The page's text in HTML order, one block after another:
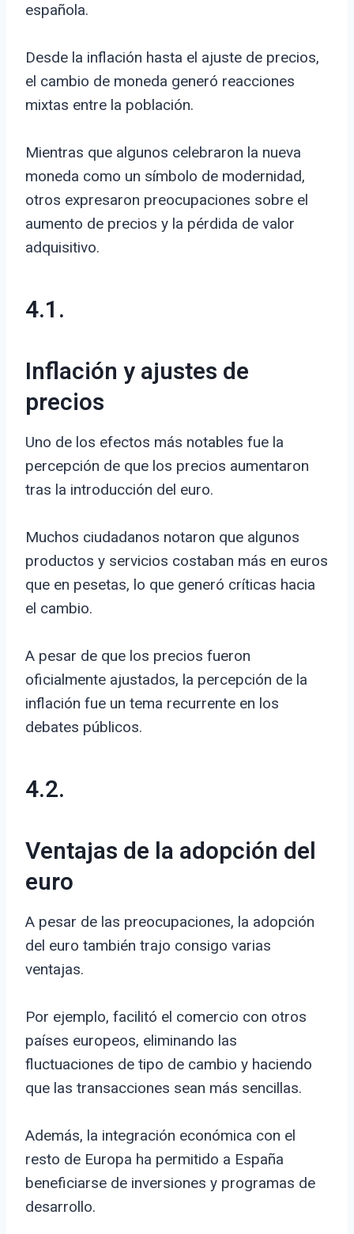
española.
Desde la inflación hasta el ajuste de precios,
el cambio de moneda generó reacciones
mixtas entre la población.
Mientras que algunos celebraron la nueva
moneda como un símbolo de modernidad,
otros expresaron preocupaciones sobre el
aumento de precios y la pérdida de valor
adquisitivo.
4.1.
Inflación y ajustes de
precios
Uno de los efectos más notables fue la
percepción de que los precios aumentaron
tras la introducción del euro.
Muchos ciudadanos notaron que algunos
productos y servicios costaban más en euros
que en pesetas, lo que generó críticas hacia
el cambio.
A pesar de que los precios fueron
oficialmente ajustados, la percepción de la
inflación fue un tema recurrente en los
debates públicos.
4.2.
Ventajas de la adopción del
euro
A pesar de las preocupaciones, la adopción
del euro también trajo consigo varias
ventajas.
Por ejemplo, facilitó el comercio con otros
países europeos, eliminando las
fluctuaciones de tipo de cambio y haciendo
que las transacciones sean más sencillas.
Además, la integración económica con el
resto de Europa ha permitido a España
beneficiarse de inversiones y programas de
desarrollo.